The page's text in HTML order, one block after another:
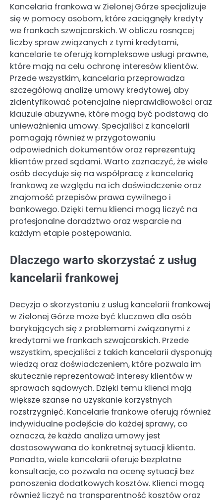
Kancelaria frankowa w Zielonej Górze specjalizuje
się w pomocy osobom, które zaciągnęły kredyty
we frankach szwajcarskich. W obliczu rosnącej
liczby spraw związanych z tymi kredytami,
kancelarie te oferują kompleksowe usługi prawne,
które mają na celu ochronę interesów klientów.
Przede wszystkim, kancelaria przeprowadza
szczegółową analizę umowy kredytowej, aby
zidentyfikować potencjalne nieprawidłowości oraz
klauzule abuzywne, które mogą być podstawą do
unieważnienia umowy. Specjaliści z kancelarii
pomagają również w przygotowaniu
odpowiednich dokumentów oraz reprezentują
klientów przed sądami. Warto zaznaczyć, że wiele
osób decyduje się na współpracę z kancelarią
frankową ze względu na ich doświadczenie oraz
znajomość przepisów prawa cywilnego i
bankowego. Dzięki temu klienci mogą liczyć na
profesjonalne doradztwo oraz wsparcie na
każdym etapie postępowania.
Dlaczego warto skorzystać z usług
kancelarii frankowej
Decyzja o skorzystaniu z usług kancelarii frankowej
w Zielonej Górze może być kluczowa dla osób
borykających się z problemami związanymi z
kredytami we frankach szwajcarskich. Przede
wszystkim, specjaliści z takich kancelarii dysponują
wiedzą oraz doświadczeniem, które pozwala im
skutecznie reprezentować interesy klientów w
sprawach sądowych. Dzięki temu klienci mają
większe szanse na uzyskanie korzystnych
rozstrzygnięć. Kancelarie frankowe oferują również
indywidualne podejście do każdej sprawy, co
oznacza, że każda analiza umowy jest
dostosowywana do konkretnej sytuacji klienta.
Ponadto, wiele kancelarii oferuje bezpłatne
konsultacje, co pozwala na ocenę sytuacji bez
ponoszenia dodatkowych kosztów. Klienci mogą
również liczyć na transparentność kosztów oraz